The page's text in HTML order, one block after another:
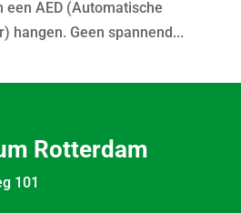
AED (Automatische
hangen. Geen spannend...
Rotterdam
101